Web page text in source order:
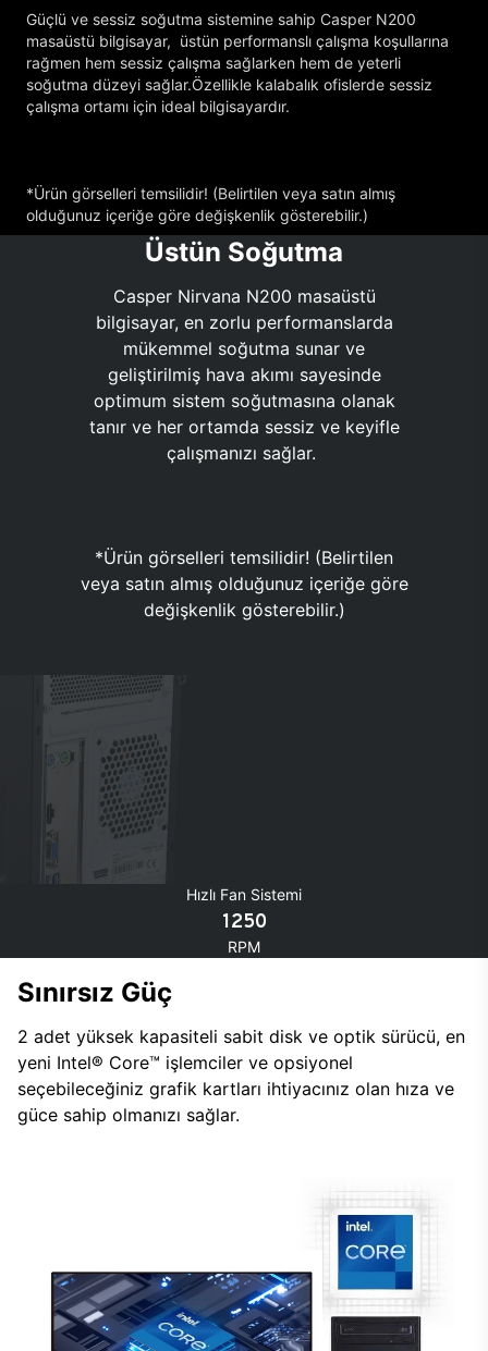
Güçlü ve sessiz soğutma sistemine sahip Casper N200
masaüstü bilgisayar, üstün performanslı çalışma koşullarına
rağmen hem sessiz çalışma sağlarken hem de yeterli
soğutma düzeyi sağlar.Özellikle kalabalık ofislerde sessiz
çalışma ortamı için ideal bilgisayardır.
*Ürün görselleri temsilidir! (Belirtilen veya satın almış
olduğunuz içeriğe göre değişkenlik gösterebilir.)
Üstün Soğutma
Casper Nirvana N200 masaüstü
bilgisayar, en zorlu performanslarda
mükemmel soğutma sunar ve
geliştirilmiş hava akımı sayesinde
optimum sistem soğutmasına olanak
tanır ve her ortamda sessiz ve keyifle
çalışmanızı sağlar.
*Ürün görselleri temsilidir! (Belirtilen
veya satın almış olduğunuz içeriğe göre
değişkenlik gösterebilir.)
Hızlı Fan Sistemi
1250
RPM
Sınırsız Güç
2 adet yüksek kapasiteli sabit disk ve optik sürücü, en
yeni Intel® Core™ işlemciler ve opsiyonel
seçebileceğiniz grafik kartları ihtiyacınız olan hıza ve
güce sahip olmanızı sağlar.